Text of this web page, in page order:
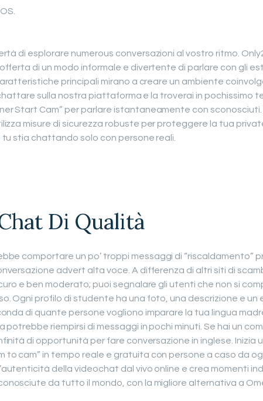
di esplorare numerous conversazioni al vostro ritmo.
di un modo informale e divertente di parlare con gli
principali mirano a creare un ambiente
sulla nostra piattaforma e la troverai in pochissimo
Start Cam” per parlare istantaneamente con sconosciuti.
misure di sicurezza robuste per proteggere la tua
tu stia chattando solo con persone reali.
Di Qualità
comportare un po’ troppi messaggi di “riscaldamento”
advert alta voce. A differenza di altri siti di
e ben moderato; puoi segnalare gli utenti che non si
Ogni profilo di studente ha una foto, una descrizione e un
di quante persone vogliono imparare la tua lingua
potrebbe riempirsi di messaggi in pochi minuti. Se hai un
di opportunità per fare conversazione in inglese. Inizia
to cam” in tempo reale e gratuita con persone a caso da
della videochat dal vivo online e crea momenti
da tutto il mondo, con la migliore alternativa a